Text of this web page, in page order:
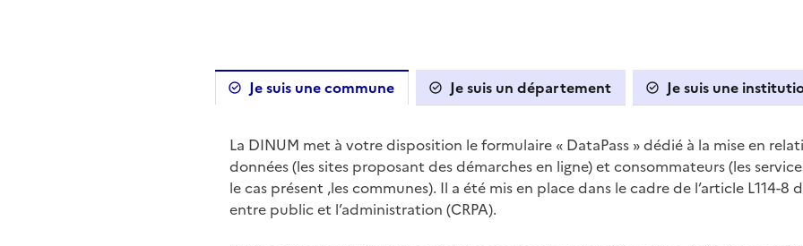
Je suis une commune Je suis un département Je suis
La DINUM met à votre disposition le formulaire « DataPass » dédié à la mise en
données (les sites proposant des démarches en ligne) et consommateurs (les
le cas présent ,les communes). Il a été mis en place dans le cadre de l’article L114-8
entre public et l’administration (CRPA).